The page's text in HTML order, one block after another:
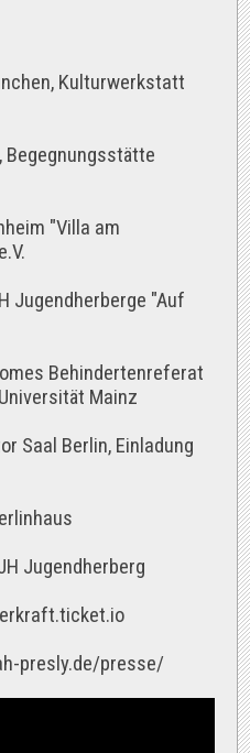
Kulturwerkstatt
Begegnungsstätte
"Villa am
Jugendherberge "Auf
Behindertenreferat
Mainz
Saal Berlin, Einladung
Jugendherberg
presly.de/presse/